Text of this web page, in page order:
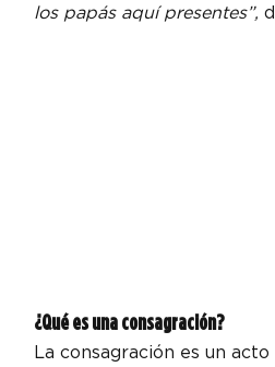
los papás aquí presentes”,
¿Qué es una consagración?
La consagración es un